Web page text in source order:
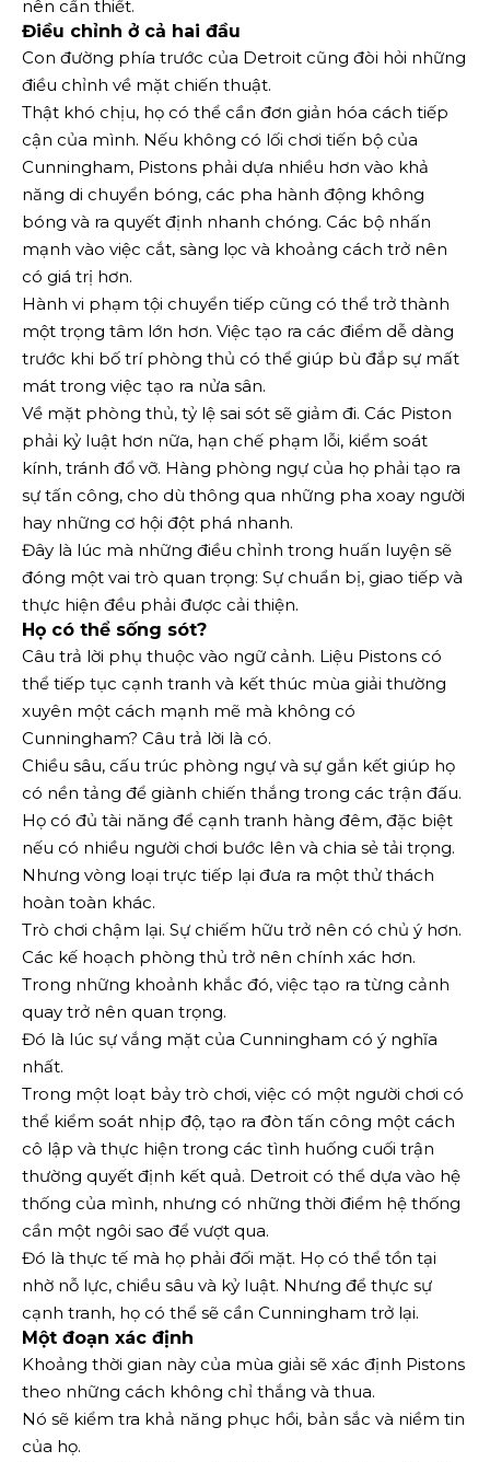
nên cần thiết.
Điều chỉnh ở cả hai đầu
Con đường phía trước của Detroit cũng đòi hỏi những
điều chỉnh về mặt chiến thuật.
Thật khó chịu, họ có thể cần đơn giản hóa cách tiếp
cận của mình. Nếu không có lối chơi tiến bộ của
Cunningham, Pistons phải dựa nhiều hơn vào khả
năng di chuyển bóng, các pha hành động không
bóng và ra quyết định nhanh chóng. Các bộ nhấn
mạnh vào việc cắt, sàng lọc và khoảng cách trở nên
có giá trị hơn.
Hành vi phạm tội chuyển tiếp cũng có thể trở thành
một trọng tâm lớn hơn. Việc tạo ra các điểm dễ dàng
trước khi bố trí phòng thủ có thể giúp bù đắp sự mất
mát trong việc tạo ra nửa sân.
Về mặt phòng thủ, tỷ lệ sai sót sẽ giảm đi. Các Piston
phải kỷ luật hơn nữa, hạn chế phạm lỗi, kiểm soát
kính, tránh đổ vỡ. Hàng phòng ngự của họ phải tạo ra
sự tấn công, cho dù thông qua những pha xoay người
hay những cơ hội đột phá nhanh.
Đây là lúc mà những điều chỉnh trong huấn luyện sẽ
đóng một vai trò quan trọng: Sự chuẩn bị, giao tiếp và
thực hiện đều phải được cải thiện.
Họ có thể sống sót?
Câu trả lời phụ thuộc vào ngữ cảnh. Liệu Pistons có
thể tiếp tục cạnh tranh và kết thúc mùa giải thường
xuyên một cách mạnh mẽ mà không có
Cunningham? Câu trả lời là có.
Chiều sâu, cấu trúc phòng ngự và sự gắn kết giúp họ
có nền tảng để giành chiến thắng trong các trận đấu.
Họ có đủ tài năng để cạnh tranh hàng đêm, đặc biệt
nếu có nhiều người chơi bước lên và chia sẻ tải trọng.
Nhưng vòng loại trực tiếp lại đưa ra một thử thách
hoàn toàn khác.
Trò chơi chậm lại. Sự chiếm hữu trở nên có chủ ý hơn.
Các kế hoạch phòng thủ trở nên chính xác hơn.
Trong những khoảnh khắc đó, việc tạo ra từng cảnh
quay trở nên quan trọng.
Đó là lúc sự vắng mặt của Cunningham có ý nghĩa
nhất.
Trong một loạt bảy trò chơi, việc có một người chơi có
thể kiểm soát nhịp độ, tạo ra đòn tấn công một cách
cô lập và thực hiện trong các tình huống cuối trận
thường quyết định kết quả. Detroit có thể dựa vào hệ
thống của mình, nhưng có những thời điểm hệ thống
cần một ngôi sao để vượt qua.
Đó là thực tế mà họ phải đối mặt. Họ có thể tồn tại
nhờ nỗ lực, chiều sâu và kỷ luật. Nhưng để thực sự
cạnh tranh, họ có thể sẽ cần Cunningham trở lại.
Một đoạn xác định
Khoảng thời gian này của mùa giải sẽ xác định Pistons
theo những cách không chỉ thắng và thua.
Nó sẽ kiểm tra khả năng phục hồi, bản sắc và niềm tin
của họ.